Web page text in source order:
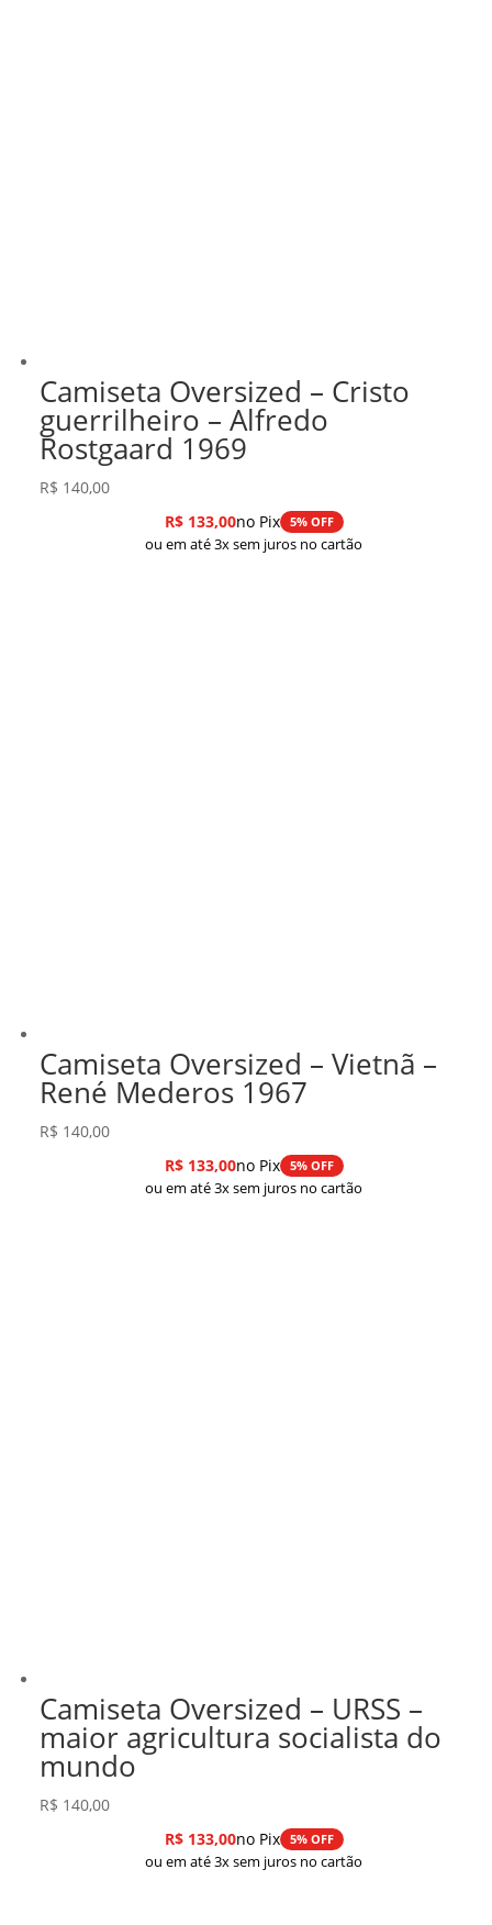
Camiseta Oversized – Cristo
guerrilheiro – Alfredo
Rostgaard 1969
R$ 140,00
R$133,00no Pix 5% OFF
ou em até 3x sem juros no cartão
Camiseta Oversized – Vietnã –
René Mederos 1967
R$ 140,00
R$133,00no Pix 5% OFF
ou em até 3x sem juros no cartão
Camiseta Oversized – URSS –
maior agricultura socialista do
mundo
R$ 140,00
R$133,00no Pix 5% OFF
ou em até 3x sem juros no cartão